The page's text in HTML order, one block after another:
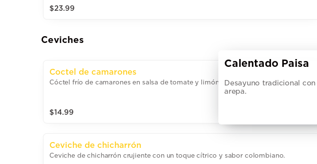
Calentado Paisa
Desayuno tradicional
arepa.
$23.99
Ceviches
Coctel de camarones
Cóctel frío de camarones en salsa de tomate y limón con hierbas frescas.
$14.99
Ceviche de chicharrón
Ceviche de chicharrón crujiente con un toque cítrico y sabor colombiano.